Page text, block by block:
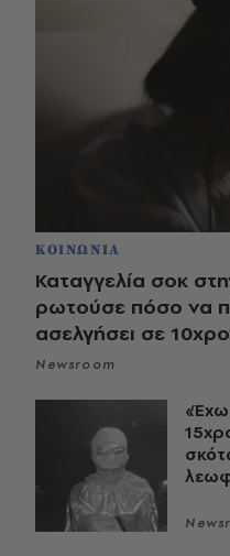
ΚΟΙΝΩΝΙΑ
Καταγγελία σοκ
ρωτούσε πόσο να
ασελγήσει σε
Newsroom